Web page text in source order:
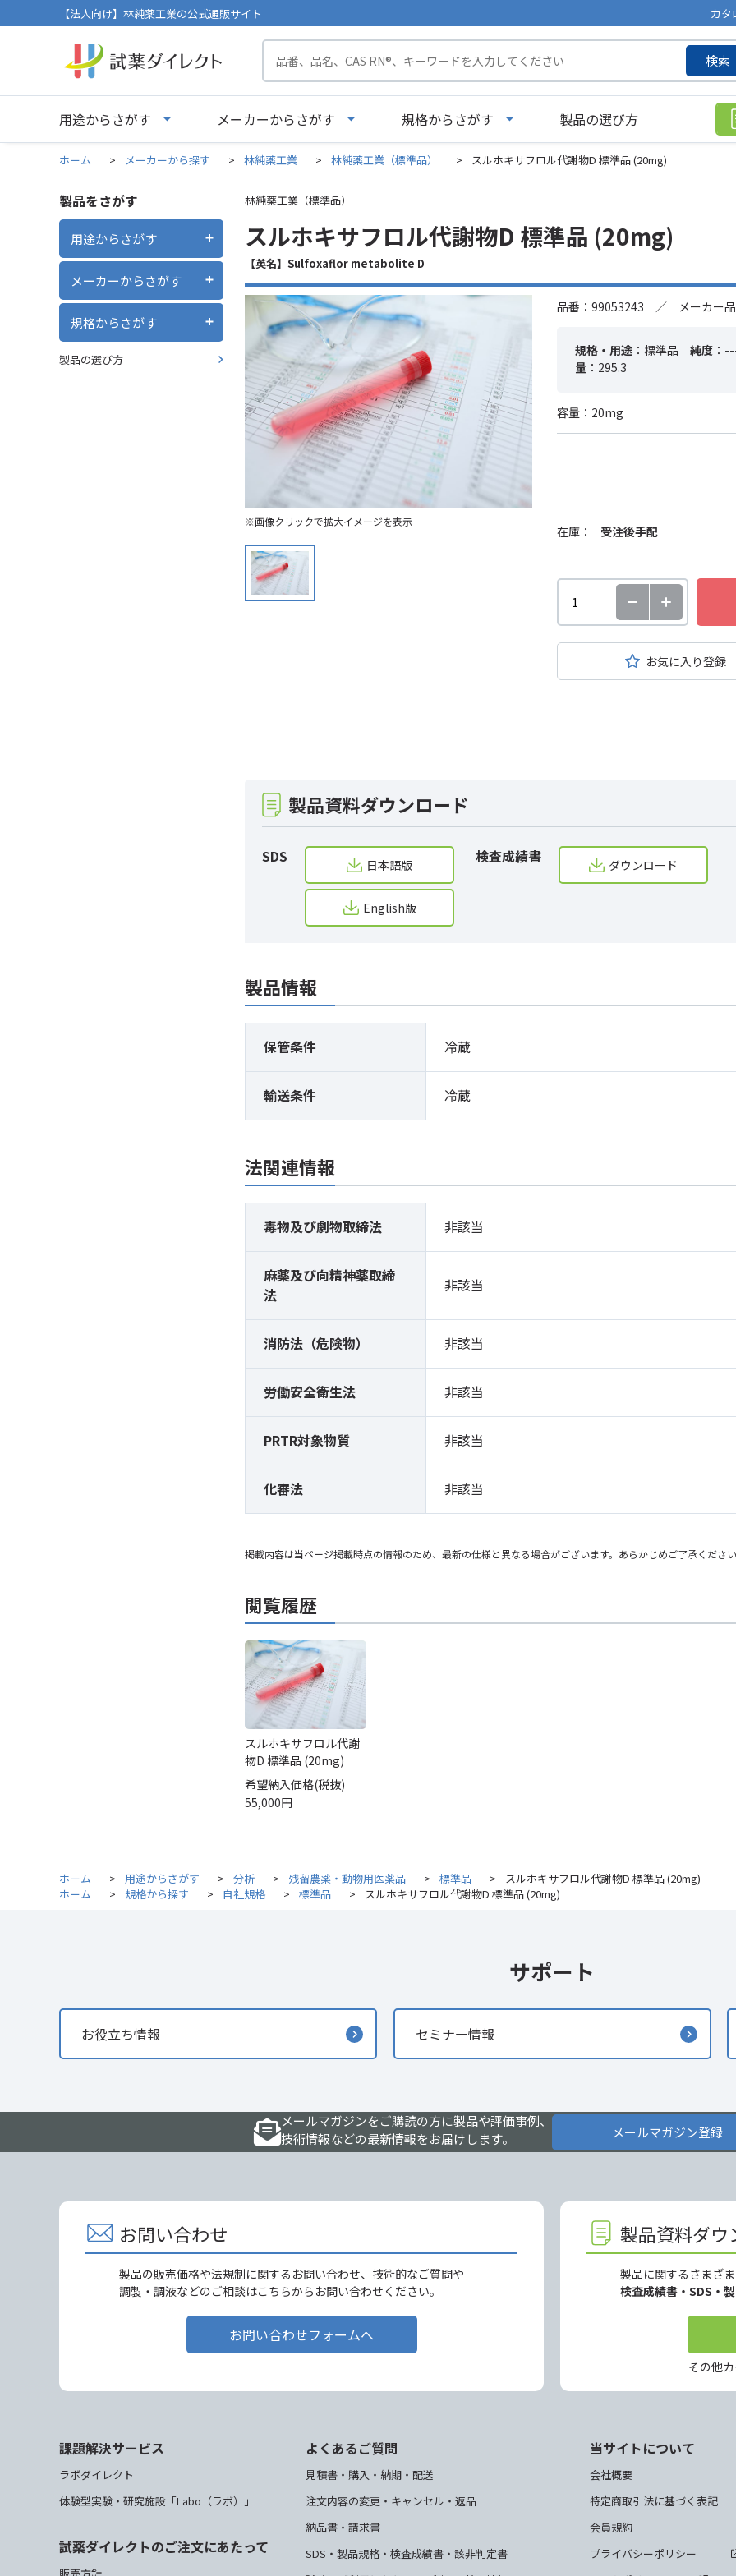
【法人向け】林純薬工業の公式通販サイト カタ
検索
用途からさがす メーカーからさがす 規格からさがす 製品の選び方
ホーム > メーカーから探す > 林純薬工業 > 林純薬工業（標準品） > スルホキサフロル代謝物D 標準品 (20mg)
製品をさがす
用途からさがす
メーカーからさがす
規格からさがす
製品の選び方
林純薬工業（標準品）
スルホキサフロル代謝物D 標準品 (20mg)
【英名】Sulfoxaflor metabolite D
※画像クリックで拡大イメージを表示
品番：99053243 ／ メーカー
規格・用途 ：標準品 純度 ：
量 ：295.3
容量：20mg
在庫： 受注後手配
お気に入り登録
製品資料ダウンロード
SDS 日本語版
English版
検査成績書 ダウンロード
製品情報
保管条件 冷蔵
輸送条件 冷蔵
法関連情報
毒物及び劇物取締法 非該当
麻薬及び向精神薬取締
法
非該当
消防法（危険物） 非該当
労働安全衛生法 非該当
PRTR対象物質 非該当
化審法 非該当
掲載内容は当ページ掲載時点の情報のため、最新の仕様と異なる場合がございます。あらかじめご了承くださ
閲覧履歴
スルホキサフロル代謝
物D 標準品 (20mg)
希望納入価格(税抜)
55,000円
ホーム > 用途からさがす > 分析 > 残留農薬・動物用医薬品 > 標準品 >
スルホキサフロル代謝物D 標準品 (20mg)
ホーム
> 規格から探す > 自社規格 > 標準品 > スルホキサフロル代謝物D 標準品 (20mg)
サポート
お役立ち情報 セミナー情報
メールマガジンをご購読の方に製品や評価事例、
技術情報などの最新情報をお届けします。
メールマガジン登録
お問い合わせ
製品の販売価格や法規制に関するお問い合わせ、技術的なご質問や
調製・調液などのご相談はこちらからお問い合わせください。
お問い合わせフォームへ
製品資料ダウ
製品に関するさまざ
検査成績書・SDS・
その他
課題解決サービス
ラボダイレクト
体験型実験・研究施設「Labo（ラボ）」
試薬ダイレクトのご注文にあたって
よくあるご質問
見積書・購入・納期・配送
注文内容の変更・キャンセル・返品
納品書・請求書
SDS・製品規格・検査成績書・該非判定書
当サイトについて
会社概要
特定商取引法に基づく表記
会員規約
プライバシーポリシー